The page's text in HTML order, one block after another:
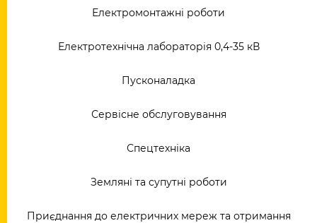
Електромонтажні роботи
Електротехнічна лабораторія 0,4-35 кВ
Пусконаладка
Сервісне обслуговування
Спецтехніка
Земляні та супутні роботи
Приєднання до електричних мереж та отримання